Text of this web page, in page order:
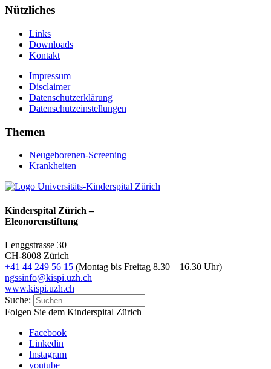
Nützliches
Links
Downloads
Kontakt
Impressum
Disclaimer
Datenschutzerklärung
Datenschutzeinstellungen
Themen
Neugeborenen-Screening
Krankheiten
Kinderspital Zürich –
Eleonorenstiftung
Lenggstrasse 30
CH-8008 Zürich
+41 44 249 56 15 (Montag bis Freitag 8.30 – 16.30 Uhr)
ngssinfo@kispi.uzh.ch
www.kispi.uzh.ch
Suche:
Folgen Sie dem Kinderspital Zürich
Facebook
Linkedin
Instagram
youtube